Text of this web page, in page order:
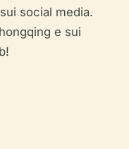
social media.
e sui